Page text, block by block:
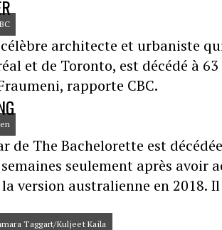
architecte et urbaniste
et de Toronto, est décédé à
rapporte CBC.
de The Bachelorette est
seulement après avoir
version australienne en 2018.
Taggart/Kuljeet Kaila